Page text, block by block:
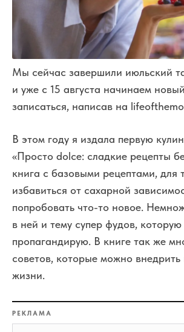
Мы сейчас завершили июльский
и уже с 15 августа начинаем
записаться, написав на
В этом году я издала первую
«Просто dolce: сладкие рецепты
книга с базовыми рецептами, для
избавиться от сахарной
попробовать что-то новое.
в ней и тему супер фудов, которую
пропагандирую. В книге так же
советов, которые можно
жизни.
РЕКЛАМА